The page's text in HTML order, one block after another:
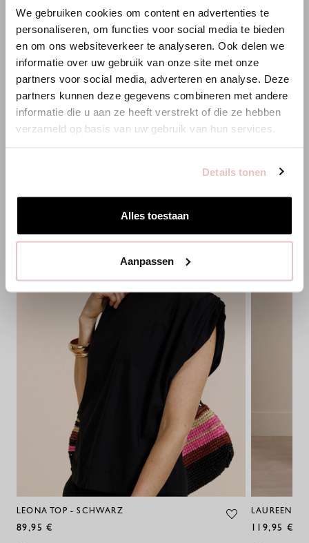
We gebruiken cookies om content en advertenties te
personaliseren, om functies voor social media te bieden
en om ons websiteverkeer te analyseren. Ook delen we
informatie over uw gebruik van onze site met onze
partners voor social media, adverteren en analyse. Deze
partners kunnen deze gegevens combineren met andere
informatie die u aan ze heeft verstrekt of die ze hebben
verzameld op basis van uw gebruik van hun services.
Details tonen
Alles toestaan
Aanpassen
XS S M L XL XXL
HINZUFÜGEN
XS
PASSENDE PRODUKTE
LEONA TOP - SCHWARZ
89,95 €
LAUREEN
119,95 €
ANNELOES
Es scheint, dass du uns von einem anderen Land aus
Bist du am richtigen Ort?
Zur niederländischen Seite wechseln